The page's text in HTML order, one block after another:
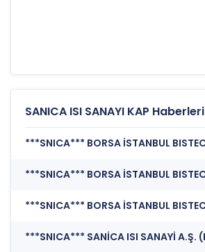
SANICA ISI SANAYI KAP Haberleri